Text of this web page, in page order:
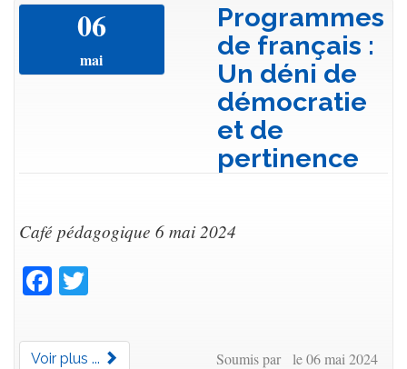
06
mai
Programmes
de français :
Un déni de
démocratie
et de
pertinence
Café pédagogique 6 mai 2024
Facebook
Voir plus ... Soumis par le 06 mai 2024